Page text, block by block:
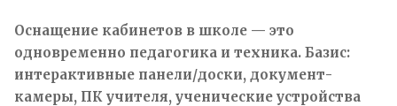
Оснащение кабинетов в школе — это
одновременно педагогика и техника. Базис:
интерактивные панели/доски, документ-
камеры, ПК учителя, ученические устройства